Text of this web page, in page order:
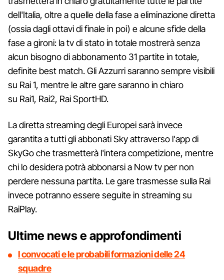
dell'Italia, oltre a quelle della fase a eliminazione diretta
(ossia dagli ottavi di finale in poi) e alcune sfide della
fase a gironi: la tv di stato in totale mostrerà senza
alcun bisogno di abbonamento 31 partite in totale,
definite best match. Gli Azzurri saranno sempre visibili
su Rai 1, mentre le altre gare saranno in chiaro
su Rai1, Rai2, Rai SportHD.
La diretta streaming degli Europei sarà invece
garantita a tutti gli abbonati Sky attraverso l'app di
SkyGo che trasmetterà l'intera competizione, mentre
chi lo desidera potrà abbonarsi a Now tv per non
perdere nessuna partita. Le gare trasmesse sulla Rai
invece potranno essere seguite in streaming su
RaiPlay.
Ultime news e approfondimenti
I convocati e le probabili formazioni delle 24
squadre